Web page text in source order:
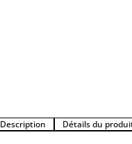
Description Détails du